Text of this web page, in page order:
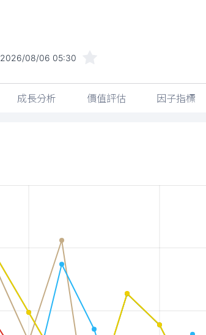
2026/08/06 05:30
成長分析 價值評估 因子指標